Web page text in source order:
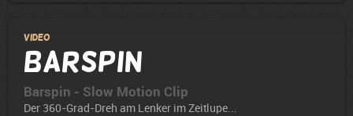
Video
Barspin
Barspin - Slow Motion Clip
Der 360-Grad-Dreh am Lenker im Zeitlupe...